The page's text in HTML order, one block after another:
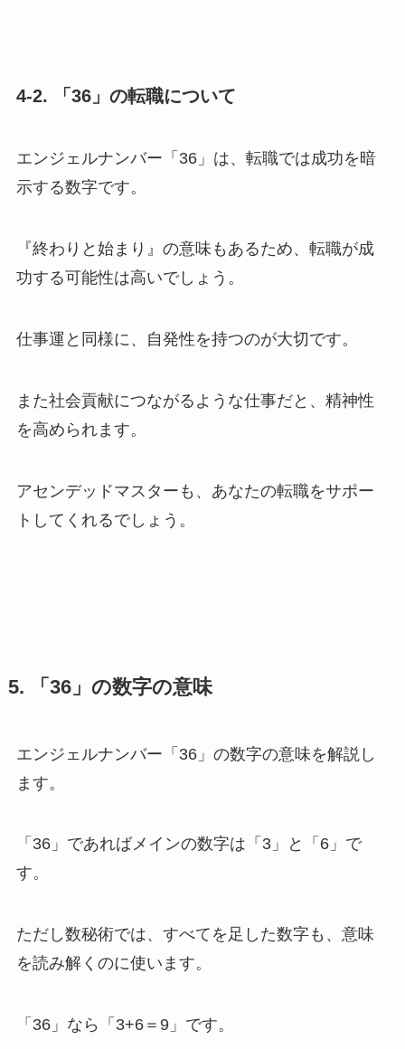
4-2. 「36」の転職について
エンジェルナンバー「36」は、転職では成功を暗
示する数字です。
『終わりと始まり』の意味もあるため、転職が成
功する可能性は高いでしょう。
仕事運と同様に、自発性を持つのが大切です。
また社会貢献につながるような仕事だと、精神性
を高められます。
アセンデッドマスターも、あなたの転職をサポー
トしてくれるでしょう。
5. 「36」の数字の意味
エンジェルナンバー「36」の数字の意味を解説し
ます。
「36」であればメインの数字は「3」と「6」で
す。
ただし数秘術では、すべてを足した数字も、意味
を読み解くのに使います。
「36」なら「3+6＝9」です。